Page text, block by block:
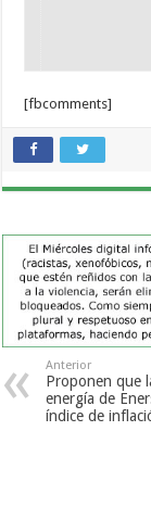
[fbcomments]
Anterior
Proponen que
energía de
índice de